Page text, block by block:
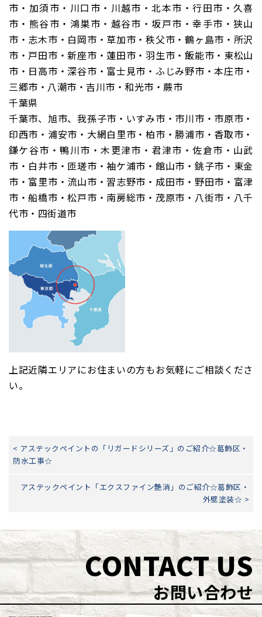
市・加須市・川口市・川越市・北本市・行田市・久喜
市・熊谷市・鴻巣市・越谷市・坂戸市・幸手市・狭山
市・志木市・白岡市・草加市・秩父市・鶴ヶ島市・所沢
市・戸田市・新座市・蓮田市・羽生市・飯能市・東松山
市・日高市・深谷市・富士見市・ふじみ野市・本庄市・
三郷市・八潮市・吉川市・和光市・蕨市
千葉県
千葉市、旭市、我孫子市・いすみ市・市川市・市原市・
印西市・浦安市・大網白里市・柏市・勝浦市・香取市・
鎌ケ谷市・鴨川市・木更津市・君津市・佐倉市・山武
市・白井市・匝瑳市・袖ケ浦市・館山市・銚子市・東金
市・富里市・流山市・習志野市・成田市・野田市・富津
市・船橋市・松戸市・南房総市・茂原市・八街市・八千
代市・四街道市
上記近隣エリアにお住まいの方もお気軽にご相談くださ
い。
< アステックペイントの「リガードシリーズ」のご紹介☆葛飾区・
防水工事☆
アステックペイント「エクスファイン艶消」のご紹介☆葛飾区・
外壁塗装☆ >
CONTACT US
お問い合わせ